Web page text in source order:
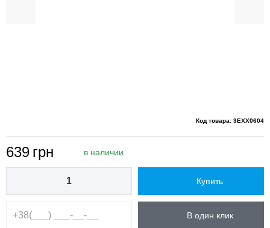
Код товара: 3EXX0604
639 грн в наличии
Купить
В один клик